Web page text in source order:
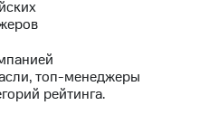
топ-менеджеры
рейтинга.